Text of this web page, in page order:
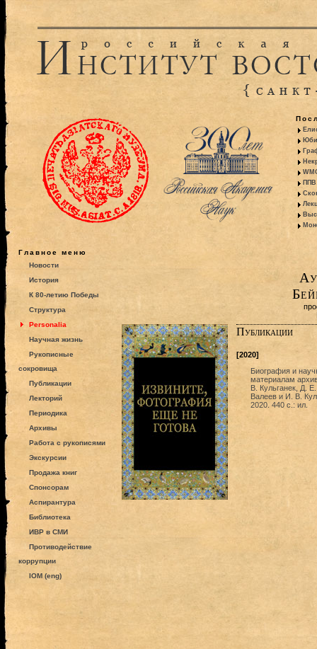
ППВ
Главное меню
Новости
История
К 80-летию Победы
Структура
Personalia
Научная жизнь
Рукописные
сокровища
Публикации
Лекторий
Периодика
Архивы
Работа с рукописями
Экскурсии
Продажа книг
Спонсорам
Аспирантура
Библиотека
ИВР в СМИ
Противодействие
коррупции
IOM (eng)
Публикации
[2020]
Биография и
материалам
В. Кульганек, Д.
Валеев и И. В.
2020. 440 с.: ил.